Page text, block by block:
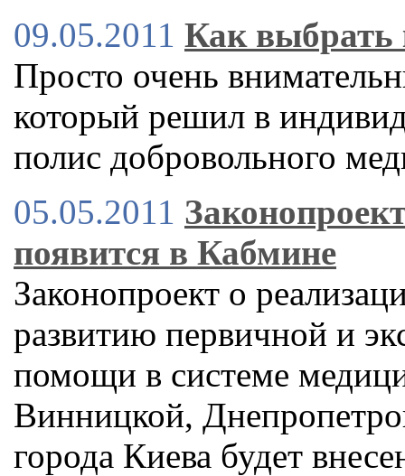
09.05.2011 Как выбрать
Просто очень
который решил в
полис добровольного
05.05.2011
появится в Кабмине
Законопроект о
развитию первичной и
помощи в системе
Винницкой,
города Киева будет